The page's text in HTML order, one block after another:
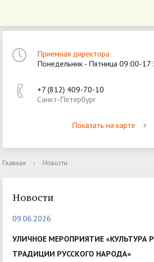
Приемная директора:
Понедельник - Пятница 09:00-
+7 (812) 409-70-10
Санкт-Петербург
Показать на карте
Главная › Новости
Новости
09.06.2026
УЛИЧНОЕ МЕРОПРИЯТИЕ «КУЛЬТУРА
ТРАДИЦИИ РУССКОГО НАРОДА»